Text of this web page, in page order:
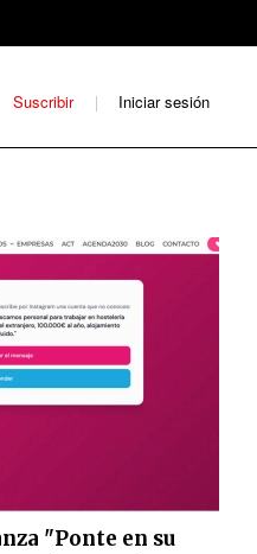
Suscribir Iniciar sesión
"Ponte en su